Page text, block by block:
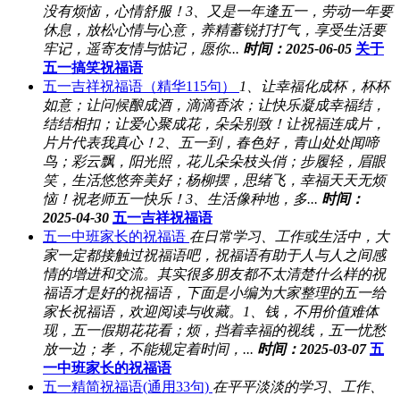
没有烦恼，心情舒服！3、又是一年逢五一，劳动一年要
休息，放松心情与心意，养精蓄锐打打气，享受生活要
牢记，遥寄友情与惦记，愿你... 时间：2025-06-05 关于
五一搞笑祝福语
五一吉祥祝福语（精华115句）
1、让幸福化成杯，杯杯
如意；让问候酿成酒，滴滴香浓；让快乐凝成幸福结，
结结相扣；让爱心聚成花，朵朵别致！让祝福连成片，
片片代表我真心！2、五一到，春色好，青山处处闻啼
鸟；彩云飘，阳光照，花儿朵朵枝头俏；步履轻，眉眼
笑，生活悠悠奔美好；杨柳摆，思绪飞，幸福天天无烦
恼！祝老师五一快乐！3、生活像种地，多... 时间：
2025-04-30 五一吉祥祝福语
五一中班家长的祝福语 在日常学习、工作或生活中，大
家一定都接触过祝福语吧，祝福语有助于人与人之间感
情的增进和交流。其实很多朋友都不太清楚什么样的祝
福语才是好的祝福语，下面是小编为大家整理的五一给
家长祝福语，欢迎阅读与收藏。1、钱，不用价值难体
现，五一假期花花看；烦，挡着幸福的视线，五一忧愁
放一边；孝，不能规定着时间，... 时间：2025-03-07 五
一中班家长的祝福语
五一精简祝福语(通用33句) 在平平淡淡的学习、工作、